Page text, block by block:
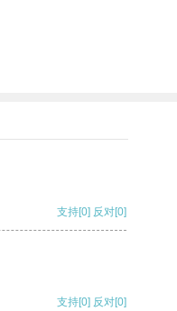
支持[0] 反对[0]
支持[0] 反对[0]